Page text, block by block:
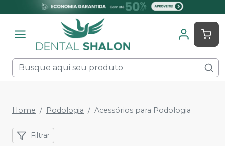
Home Podologia Acessórios para Podologia
Filtrar